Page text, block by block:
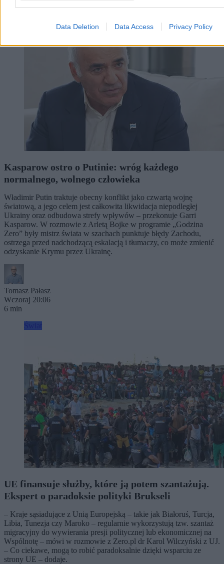
Data Deletion Data Access Privacy Policy
Świat
Kasparow ostro o Putinie: wróg każdego
normalnego, wolnego człowieka
Władimir Putin traktuje obecny konflikt jako czwartą wojnę
światową, a jego celem jest całkowita likwidacja niepodległej
Ukrainy oraz odbudowa strefy wpływów – przekonuje Garri
Kasparow. W rozmowie z Arletą Bojke w programie „Godzina
Zero” były mistrz świata w szachach punktuje błędy Zachodu,
ostrzega przed nadchodzącą eskalacją i tłumaczy, co może zmienić
odzyskanie Krymu przez Ukrainę.
Tomasz Pałasz
Wczoraj 20:06
6 min
UE finansuje służby, które ją potem szantażują.
Ekspert o paradoksie polityki Brukseli
– Kraje sąsiadujące z Unią Europejską – takie jak Białoruś, Turcja,
Libia, Tunezja czy Maroko – regularnie wykorzystują tzw. szantaż
migracyjny do wywierania presji politycznej lub ekonomicznej na
Wspólnotę – mówi w rozmowie z Zero.pl dr Karol Wilczyński z UJ.
– Co ciekawe, mogą to robić paradoksalnie dzięki wsparciu ze
strony UE – dodaje.